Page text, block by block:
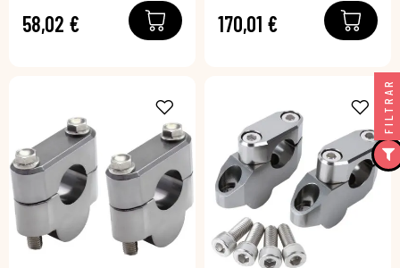
58,02 € 170,01 €
FILTRAR